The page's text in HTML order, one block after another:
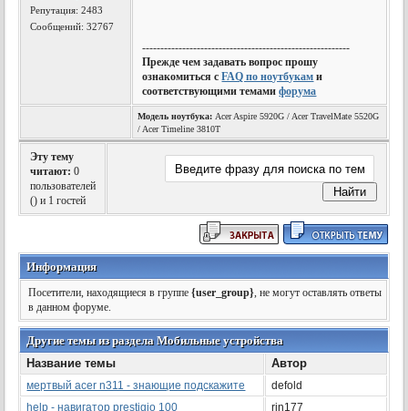
Репутация:2483
Сообщений: 32767
---------------------------------------------------------
Прежде чем задавать вопрос прошу
ознакомиться сFAQ по ноутбукам и
соответствующими темамифорума
Модель ноутбука: Acer Aspire 5920G / Acer TravelMate 5520G
/ Acer Timeline 3810T
Эту тему
читают: 0
пользователей
() и 1 гостей
Информация
Посетители, находящиеся в группе{user_group}, не могут оставлять ответы
в данном форуме.
Другие темы из раздела Мобильные устройства
Название темы
Автор
мертвый acer n311 - знающие подскажите
defold
help - навигатор prestigio 100
rin177